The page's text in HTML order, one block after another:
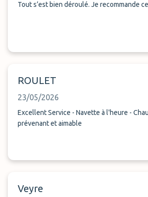
Tout s’est bien déroulé. Je recommande
ROULET
23/05/2026
Excellent Service - Navette à l'heure -
prévenant et aimable
Veyre